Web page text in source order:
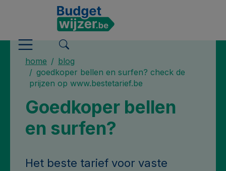
home
blog
goedkoper bellen en surfen? check de
prijzen op www.bestetarief.be
Goedkoper bellen
en surfen?
Het beste tarief voor vaste